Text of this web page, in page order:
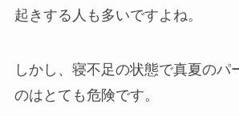
起きする人も多いですよね。
しかし、寝不足の状態で真夏のパ
のはとても危険です。